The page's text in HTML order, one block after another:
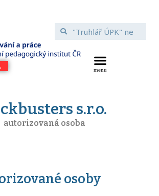
s.r.o.
autorizovaná osoba
osoby